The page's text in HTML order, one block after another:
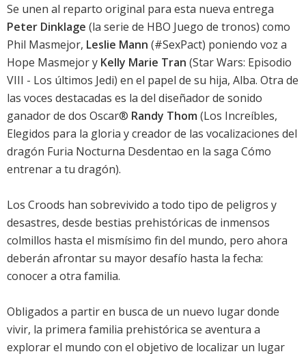
Se unen al reparto original para esta nueva entrega
Peter Dinklage (la serie de HBO Juego de tronos) como
Phil Masmejor, Leslie Mann (#SexPact) poniendo voz a
Hope Masmejor y Kelly Marie Tran (Star Wars: Episodio
VIII - Los últimos Jedi) en el papel de su hija, Alba. Otra de
las voces destacadas es la del diseñador de sonido
ganador de dos Oscar® Randy Thom (Los Increíbles,
Elegidos para la gloria y creador de las vocalizaciones del
dragón Furia Nocturna Desdentao en la saga Cómo
entrenar a tu dragón).
Los Croods han sobrevivido a todo tipo de peligros y
desastres, desde bestias prehistóricas de inmensos
colmillos hasta el mismísimo fin del mundo, pero ahora
deberán afrontar su mayor desafío hasta la fecha:
conocer a otra familia.
Obligados a partir en busca de un nuevo lugar donde
vivir, la primera familia prehistórica se aventura a
explorar el mundo con el objetivo de localizar un lugar